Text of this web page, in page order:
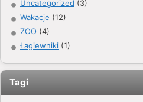
Uncategorized (3)
Wakacje (12)
ZOO (4)
Łagiewniki (1)
Tagi